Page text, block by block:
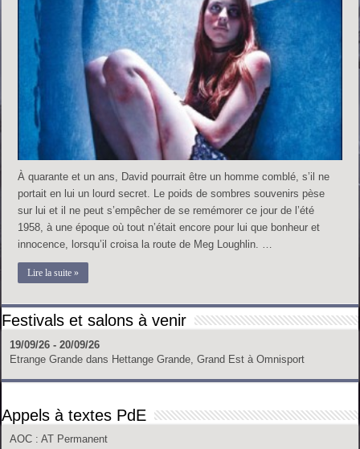
À quarante et un ans, David pourrait être un homme comblé, s’il ne
portait en lui un lourd secret. Le poids de sombres souvenirs pèse
sur lui et il ne peut s’empêcher de se remémorer ce jour de l’été
1958, à une époque où tout n’était encore pour lui que bonheur et
innocence, lorsqu’il croisa la route de Meg Loughlin. …
Lire la suite »
Festivals et salons à venir
19/09/26 - 20/09/26
Etrange Grande dans Hettange Grande, Grand Est à Omnisport
Appels à textes PdE
AOC : AT Permanent